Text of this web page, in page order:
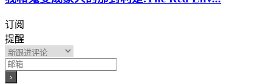
订阅
提醒